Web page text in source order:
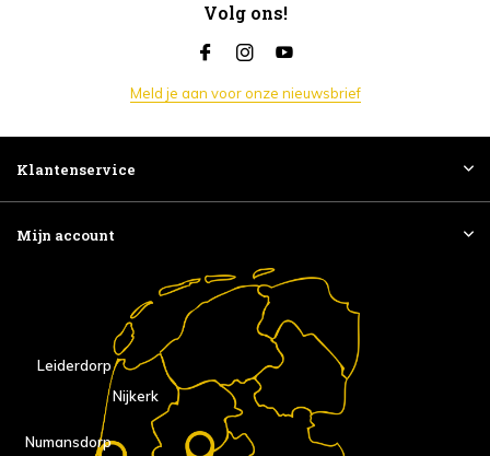
Volg ons!
Meld je aan voor onze nieuwsbrief
Klantenservice
Mijn account
Nijkerk
Numansdorp
Leiderdorp